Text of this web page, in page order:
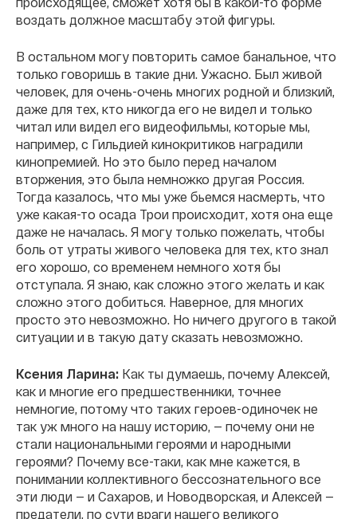
воздать должное масштабу этой фигуры.
В остальном могу повторить самое банальное, что
только говоришь в такие дни. Ужасно. Был живой
человек, для очень-очень многих родной и близкий,
даже для тех, кто никогда его не видел и только
читал или видел его видеофильмы, которые мы,
например, с Гильдией кинокритиков наградили
кинопремией. Но это было перед началом
вторжения, это была немножко другая Россия.
Тогда казалось, что мы уже бьемся насмерть, что
уже какая-то осада Трои происходит, хотя она еще
даже не началась. Я могу только пожелать, чтобы
боль от утраты живого человека для тех, кто знал
его хорошо, со временем немного хотя бы
отступала. Я знаю, как сложно этого желать и как
сложно этого добиться. Наверное, для многих
просто это невозможно. Но ничего другого в такой
ситуации и в такую дату сказать невозможно.
Ксения Ларина: Как ты думаешь, почему Алексей,
как и многие его предшественники, точнее
немногие, потому что таких героев-одиночек не
так уж много на нашу историю, — почему они не
стали национальными героями и народными
героями? Почему все-таки, как мне кажется, в
понимании коллективного бессознательного все
эти люди — и Сахаров, и Новодворская, и Алексей —
предатели, по сути враги нашего великого